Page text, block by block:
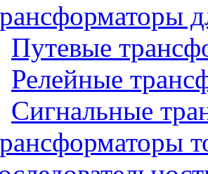
Путевые
Релейные
Сигнальные